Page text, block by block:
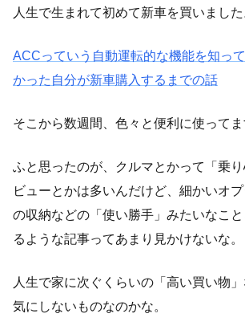
人生で生まれて初めて新車を買いました
ACCっていう自動運転的な機能を知っ
かった自分が新車購入するまでの話
そこから数週間、色々と便利に使ってま
ふと思ったのが、クルマとかって「乗
ビューとかは多いんだけど、細かいオ
の収納などの「使い勝手」みたいなこ
るような記事ってあまり見かけないな。
人生で家に次ぐくらいの「高い買い物
気にしないものなのかな。